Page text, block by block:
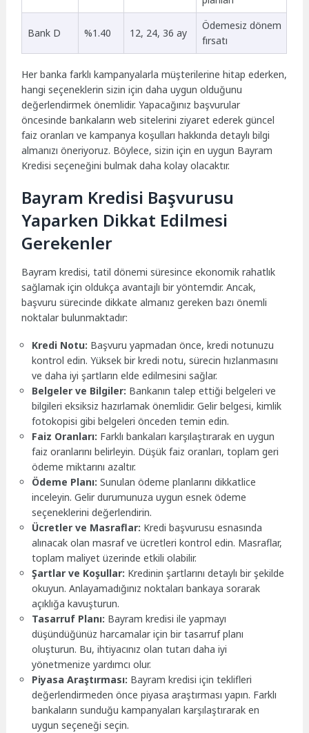
Bank D %1.40 12, 24, 36 ay
Ödemesiz dönem
fırsatı
Her banka farklı kampanyalarla müşterilerine hitap ederken,
hangi seçeneklerin sizin için daha uygun olduğunu
değerlendirmek önemlidir. Yapacağınız başvurular
öncesinde bankaların web sitelerini ziyaret ederek güncel
faiz oranları ve kampanya koşulları hakkında detaylı bilgi
almanızı öneriyoruz. Böylece, sizin için en uygun Bayram
Kredisi seçeneğini bulmak daha kolay olacaktır.
Bayram Kredisi Başvurusu
Yaparken Dikkat Edilmesi
Gerekenler
Bayram kredisi, tatil dönemi süresince ekonomik rahatlık
sağlamak için oldukça avantajlı bir yöntemdir. Ancak,
başvuru sürecinde dikkate almanız gereken bazı önemli
noktalar bulunmaktadır:
Kredi Notu: Başvuru yapmadan önce, kredi notunuzu
kontrol edin. Yüksek bir kredi notu, sürecin hızlanmasını
ve daha iyi şartların elde edilmesini sağlar.
Belgeler ve Bilgiler: Bankanın talep ettiği belgeleri ve
bilgileri eksiksiz hazırlamak önemlidir. Gelir belgesi, kimlik
fotokopisi gibi belgeleri önceden temin edin.
Faiz Oranları: Farklı bankaları karşılaştırarak en uygun
faiz oranlarını belirleyin. Düşük faiz oranları, toplam geri
ödeme miktarını azaltır.
Ödeme Planı: Sunulan ödeme planlarını dikkatlice
inceleyin. Gelir durumunuza uygun esnek ödeme
seçeneklerini değerlendirin.
Ücretler ve Masraflar: Kredi başvurusu esnasında
alınacak olan masraf ve ücretleri kontrol edin. Masraflar,
toplam maliyet üzerinde etkili olabilir.
Şartlar ve Koşullar: Kredinin şartlarını detaylı bir şekilde
okuyun. Anlayamadığınız noktaları bankaya sorarak
açıklığa kavuşturun.
Tasarruf Planı: Bayram kredisi ile yapmayı
düşündüğünüz harcamalar için bir tasarruf planı
oluşturun. Bu, ihtiyacınız olan tutarı daha iyi
yönetmenize yardımcı olur.
Piyasa Araştırması: Bayram kredisi için teklifleri
değerlendirmeden önce piyasa araştırması yapın. Farklı
bankaların sunduğu kampanyaları karşılaştırarak en
uygun seçeneği seçin.